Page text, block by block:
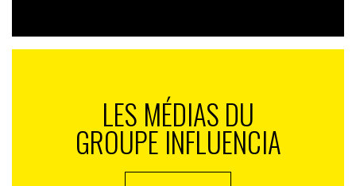
LES MÉDIAS DU
GROUPE INFLUENCIA